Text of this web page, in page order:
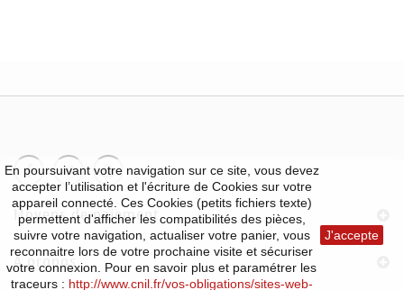
Moyens de paiement
À propos
En poursuivant votre navigation sur ce site, vous devez
accepter l’utilisation et l'écriture de Cookies sur votre
appareil connecté. Ces Cookies (petits fichiers texte)
permettent d'afficher les compatibilités des pièces,
suivre votre navigation, actualiser votre panier, vous
reconnaitre lors de votre prochaine visite et sécuriser
votre connexion. Pour en savoir plus et paramétrer les
traceurs : http://www.cnil.fr/vos-obligations/sites-web-
J'accepte